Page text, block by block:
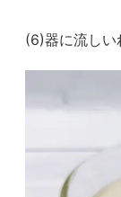
(6)器に流しい